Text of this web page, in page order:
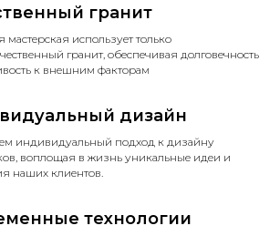
гранит
мастерская использует только
гранит, обеспечивая долговечность
к внешним факторам
дизайн
индивидуальный подход к дизайну
воплощая в жизнь уникальные идеи и
наших клиентов.
технологии